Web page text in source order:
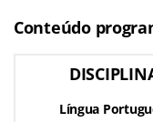
Conteúdo
Língua